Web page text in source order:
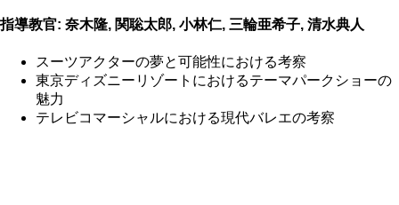
指導教官: 奈木隆, 関聡太郎, 小林仁, 三輪亜希子, 清水典人
スーツアクターの夢と可能性における考察
東京ディズニーリゾートにおけるテーマパークショーの
魅力
テレビコマーシャルにおける現代バレエの考察